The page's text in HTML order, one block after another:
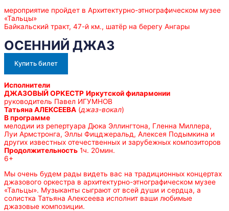
мероприятие пройдет в Архитектурно-этнографическом музее
«Тальцы»
Байкальский тракт, 47-й км., шатёр на берегу Ангары
ОСЕННИЙ ДЖАЗ
Купить билет
Исполнители
ДЖАЗОВЫЙ ОРКЕСТР Иркутской филармонии
руководитель Павел ИГУМНОВ
Татьяна АЛЕКСЕЕВА (джаз-вокал)
В программе
мелодии из репертуара Дюка Эллингтона, Гленна Миллера,
Луи Армстронга, Эллы Фицджеральд, Алексея Подымкина и
других известных отечественных и зарубежных композиторов
Продолжительность 1ч. 20мин.
6+
Мы очень будем рады видеть вас на традиционных концертах
джазового оркестра в архитектурно-этнографическом музее
«Тальцы». Музыканты сыграют от всей души и сердца, а
солистка Татьяна Алексеева исполнит ваши любимые
джазовые композиции.